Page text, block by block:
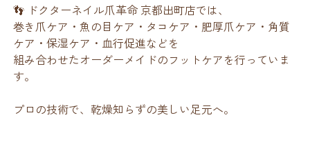
👣 ドクターネイル爪革命 京都出町店では、
巻き爪ケア・魚の目ケア・タコケア・肥厚爪ケア・角質
ケア・保湿ケア・血行促進などを
組み合わせたオーダーメイドのフットケアを行っていま
す。
プロの技術で、乾燥知らずの美しい足元へ。